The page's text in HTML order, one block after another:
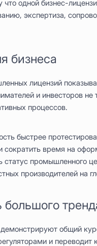
одной бизнес-
экспертиза,
бизнеса
лицензий
и инвесторов
процессов.
быстрее
сократить время на
промышленного
производителей на
демонстрируют общий
и